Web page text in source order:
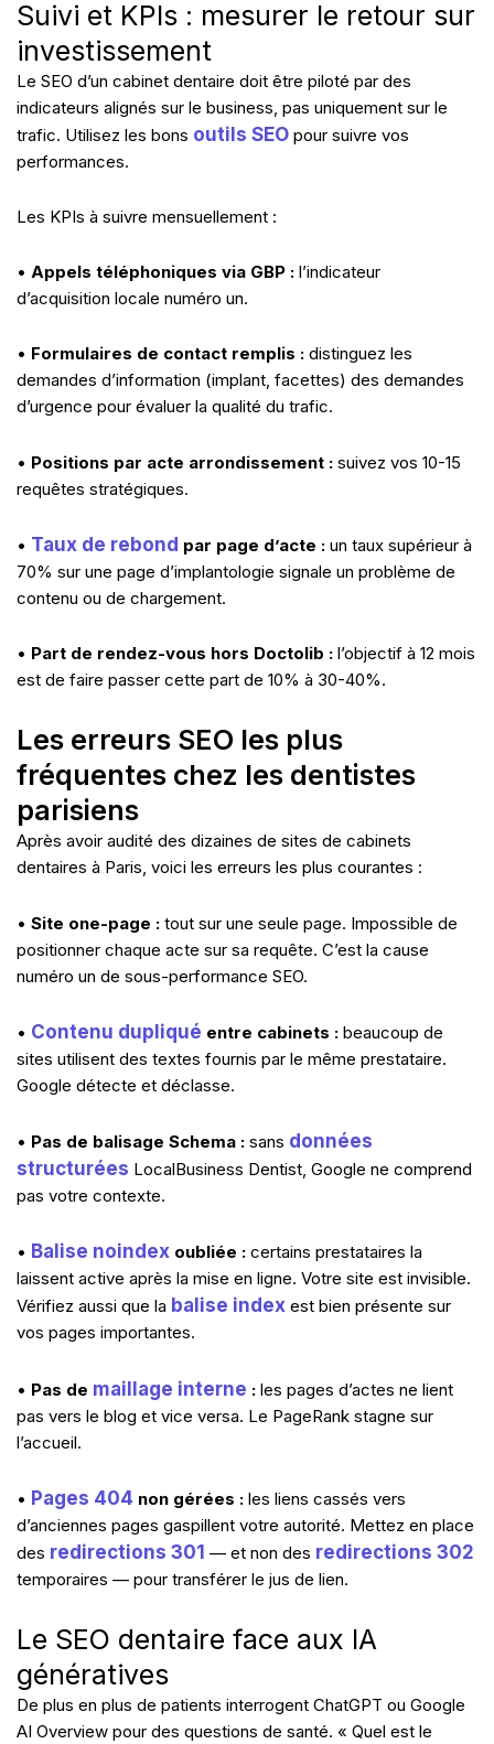
Suivi et KPIs : mesurer le retour sur
investissement
Le SEO d’un cabinet dentaire doit être piloté par des
indicateurs alignés sur le business, pas uniquement sur le
trafic. Utilisez les bons outils SEO pour suivre vos
performances.
Les KPIs à suivre mensuellement :
• Appels téléphoniques via GBP : l’indicateur
d’acquisition locale numéro un.
• Formulaires de contact remplis : distinguez les
demandes d’information (implant, facettes) des demandes
d’urgence pour évaluer la qualité du trafic.
• Positions par acte arrondissement : suivez vos 10-15
requêtes stratégiques.
• Taux de rebond par page d’acte : un taux supérieur à
70% sur une page d’implantologie signale un problème de
contenu ou de chargement.
• Part de rendez-vous hors Doctolib : l’objectif à 12 mois
est de faire passer cette part de 10% à 30-40%.
Les erreurs SEO les plus
fréquentes chez les dentistes
parisiens
Après avoir audité des dizaines de sites de cabinets
dentaires à Paris, voici les erreurs les plus courantes :
• Site one-page : tout sur une seule page. Impossible de
positionner chaque acte sur sa requête. C’est la cause
numéro un de sous-performance SEO.
• Contenu dupliqué entre cabinets : beaucoup de
sites utilisent des textes fournis par le même prestataire.
Google détecte et déclasse.
• Pas de balisage Schema : sans données
structurées LocalBusiness Dentist, Google ne comprend
pas votre contexte.
• Balise noindex oubliée : certains prestataires la
laissent active après la mise en ligne. Votre site est invisible.
Vérifiez aussi que la balise index est bien présente sur
vos pages importantes.
• Pas de maillage interne : les pages d’actes ne lient
pas vers le blog et vice versa. Le PageRank stagne sur
l’accueil.
• Pages 404 non gérées : les liens cassés vers
d’anciennes pages gaspillent votre autorité. Mettez en place
des redirections 301 — et non des redirections 302
temporaires — pour transférer le jus de lien.
Le SEO dentaire face aux IA
génératives
De plus en plus de patients interrogent ChatGPT ou Google
AI Overview pour des questions de santé. « Quel est le